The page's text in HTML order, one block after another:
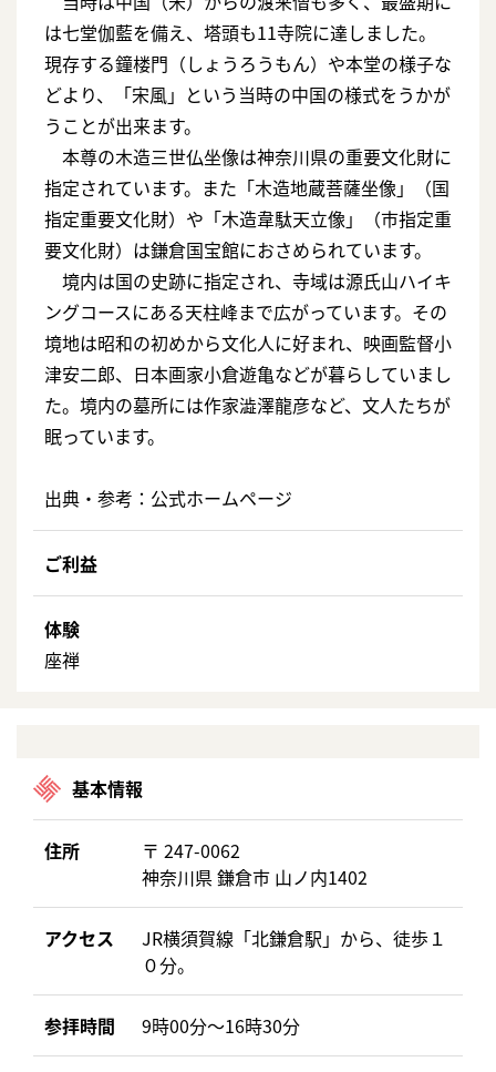
は七堂伽藍を備え、塔頭も11寺院に達しました。
現存する鐘楼門（しょうろうもん）や本堂の様子な
どより、「宋風」という当時の中国の様式をうかが
うことが出来ます。
本尊の木造三世仏坐像は神奈川県の重要文化財に
指定されています。また「木造地蔵菩薩坐像」（国
指定重要文化財）や「木造韋駄天立像」（市指定重
要文化財）は鎌倉国宝館におさめられています。
境内は国の史跡に指定され、寺域は源氏山ハイキ
ングコースにある天柱峰まで広がっています。その
境地は昭和の初めから文化人に好まれ、映画監督小
津安二郎、日本画家小倉遊亀などが暮らしていまし
た。境内の墓所には作家澁澤龍彦など、文人たちが
眠っています。
出典・参考： 公式ホームページ
ご利益
体験
座禅
基本情報
住所
〒 247-0062
神奈川県 鎌倉市 山ノ内1402
アクセス
JR横須賀線「北鎌倉駅」から、徒歩１
０分。
参拝時間 9時00分～16時30分